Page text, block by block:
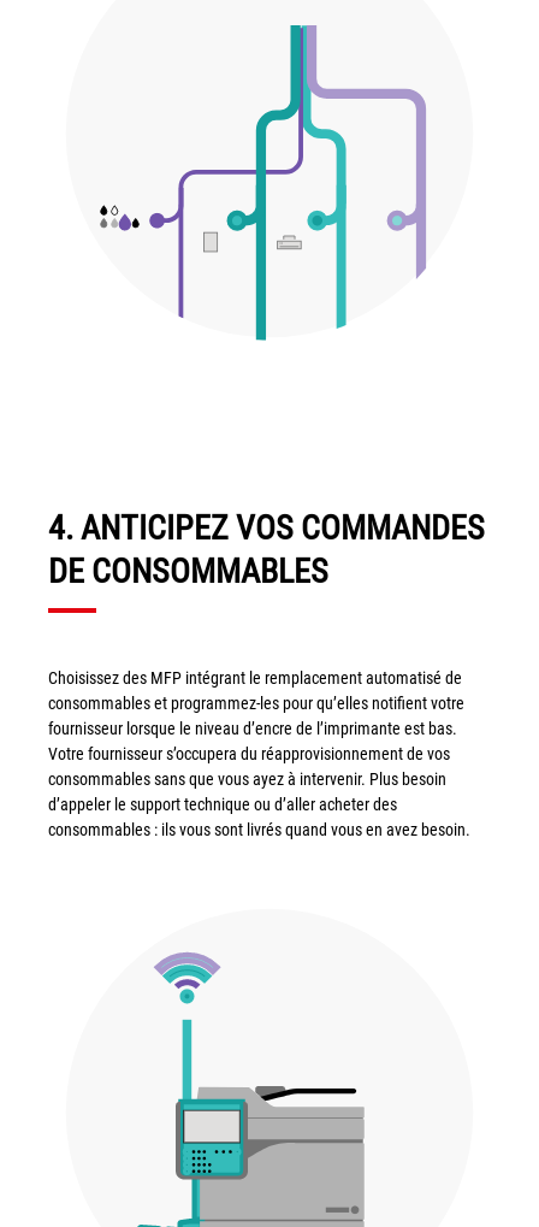
4. ANTICIPEZ VOS COMMANDES
DE CONSOMMABLES
Choisissez des MFP intégrant le remplacement automatisé de
consommables et programmez-les pour qu’elles notifient votre
fournisseur lorsque le niveau d’encre de l’imprimante est bas.
Votre fournisseur s’occupera du réapprovisionnement de vos
consommables sans que vous ayez à intervenir. Plus besoin
d’appeler le support technique ou d’aller acheter des
consommables : ils vous sont livrés quand vous en avez besoin.